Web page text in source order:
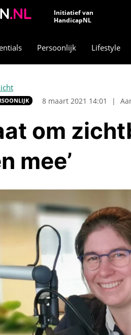
Initiatief van
HandicapNL
Persoonlijk Lifestyle
8 maart 2021 14:01 |
om
mee’